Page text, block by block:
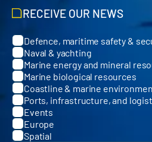
RECEIVE OUR NEWS
Categories
Defence, maritime safety &
Naval & yachting
Marine energy and mineral
Marine biological resources
Coastline & marine
Ports, infrastructure, and
Events
Europe
Spatial